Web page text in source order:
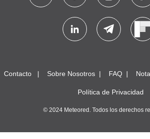
Contacto Sobre Nosotros FAQ
Política de Privacidad
© 2024 Meteored. Todos los derechos